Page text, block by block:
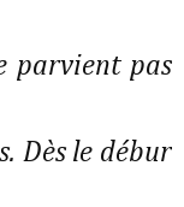
parvient pas
Dès le débur